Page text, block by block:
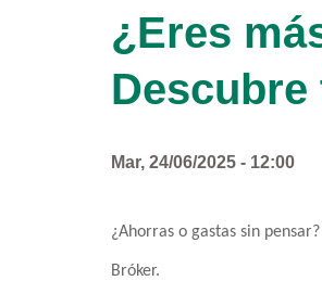
¿Eres
Mar, 24/06/2025 - 12:00
¿Ahorras o gastas sin
Bróker.